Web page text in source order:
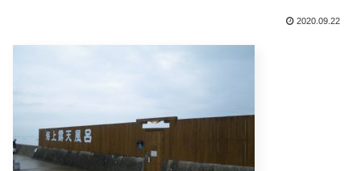
2020.09.22